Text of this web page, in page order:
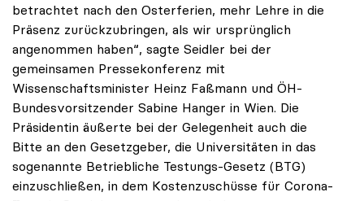
betrachtet nach den Osterferien, mehr Lehre in die
Präsenz zurückzubringen, als wir ursprünglich
angenommen haben“, sagte Seidler bei der
gemeinsamen Pressekonferenz mit
Wissenschaftsminister Heinz Faßmann und ÖH-
Bundesvorsitzender Sabine Hanger in Wien. Die
Präsidentin äußerte bei der Gelegenheit auch die
Bitte an den Gesetzgeber, die Universitäten in das
sogenannte Betriebliche Testungs-Gesetz (BTG)
einzuschließen, in dem Kostenzuschüsse für Corona-